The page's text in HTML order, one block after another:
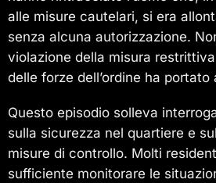
alle misure cautelari, si era
senza alcuna autorizzazione.
violazione della misura
delle forze dell’ordine ha portato
Questo episodio solleva
sulla sicurezza nel quartiere e
misure di controllo. Molti
sufficiente monitorare le